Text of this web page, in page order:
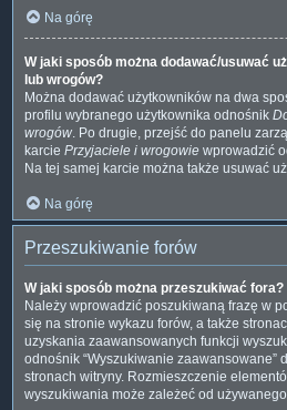
Na górę
W jaki sposób można dodawać/usuwać
lub wrogów?
Można dodawać użytkowników na dwa
profilu wybranego użytkownika odnośnik
wrogów. Po drugie, przejść do panelu
karcie Przyjaciele i wrogowie wprowadzić
Na tej samej karcie można także usuwać
Na górę
Przeszukiwanie forów
W jaki sposób można przeszukiwać fora?
Należy wprowadzić poszukiwaną frazę w
się na stronie wykazu forów, a także
uzyskania zaawansowanych funkcji
odnośnik “Wyszukiwanie zaawansowane”
stronach witryny. Rozmieszczenie
wyszukiwania może zależeć od